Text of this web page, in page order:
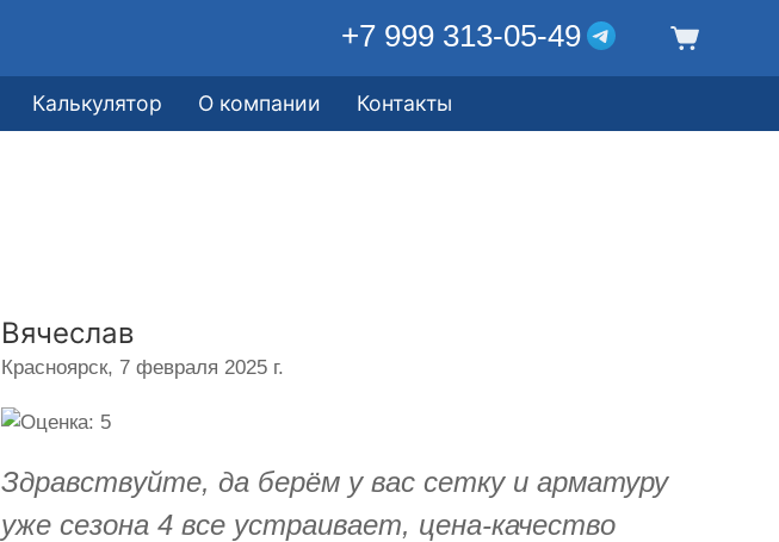
+7 999 313-05-49
Калькулятор О компании Контакты
Вячеслав
Красноярск, 7 февраля 2025 г.
Здравствуйте, да берём у вас сетку и арматуру
уже сезона 4 все устраивает, цена-качество